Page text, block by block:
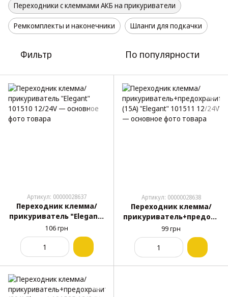
Переходники с клеммами АКБ на прикуриватели
Ремкомплекты и наконечники Шланги для подкачки
Фильтр По популярности
Артикул: 00000028637
Переходник клемма/
прикуриватель "Elegant"
101510 12/24V
106 грн
Артикул: 00000028638
Переходник клемма/
прикуриватель+предохр
анитель (15А) "Elegant"
101511 12/24V
99 грн